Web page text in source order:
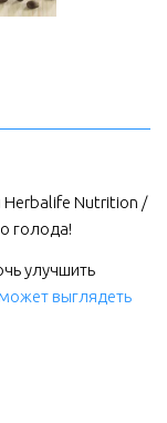
Herbalife Nutrition /
голода!
улучшить
выглядеть